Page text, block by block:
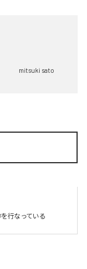
mitsuki sato
行なっている